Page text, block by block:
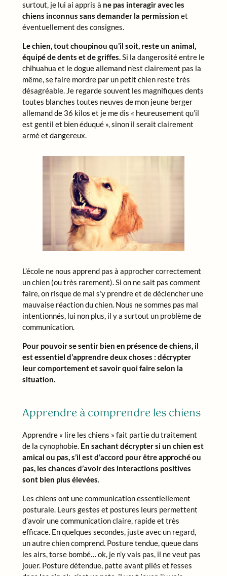
surtout, je lui ai appris à ne pas interagir avec les
chiens inconnus sans demander la permission et
éventuellement des consignes.
Le chien, tout choupinou qu’il soit, reste un animal,
équipé de dents et de griffes.Si la dangerosité entre le
chihuahua et le dogue allemand n’est clairement pas la
même, se faire mordre par un petit chien reste très
désagréable. Je regarde souvent les magnifiques dents
toutes blanches toutes neuves de mon jeune berger
allemand de 36 kilos et je me dis « heureusement qu’il
est gentil et bien éduqué », sinon il serait clairement
armé et dangereux.
L’école ne nous apprend pas à approcher correctement
un chien (ou très rarement). Si on ne sait pas comment
faire, on risque de mal s’y prendre et de déclencher une
mauvaise réaction du chien. Nous ne sommes pas mal
intentionnés, lui non plus, il y a surtout un problème de
communication.
Pour pouvoir se sentir bien en présence de chiens, il
est essentiel d’apprendre deux choses : décrypter
leur comportement et savoir quoi faire selon la
situation.
Apprendre à comprendre les chiens
Apprendre « lire les chiens » fait partie du traitement
de la cynophobie.En sachant décrypter si un chien est
amical ou pas, s’il est d’accord pour être approché ou
pas, les chances d’avoir des interactions positives
sont bien plus élevées.
Les chiens ont une communication essentiellement
posturale. Leurs gestes et postures leurs permettent
d’avoir une communication claire, rapide et très
efficace. En quelques secondes, juste avec un regard,
un autre chien comprend. Posture tendue, queue dans
les airs, torse bombé… ok, je n’y vais pas, il ne veut pas
jouer. Posture détendue, patte avant pliés et fesses